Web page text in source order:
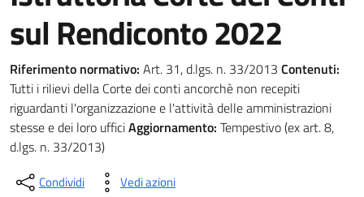
sul Rendiconto 2022
Riferimento normativo: Art. 31, d.lgs. n. 33/2013 Contenuti:
Tutti i rilievi della Corte dei conti ancorchè non recepiti
riguardanti l'organizzazione e l'attività delle amministrazioni
stesse e dei loro ufficiAggiornamento: Tempestivo (ex art. 8,
d.lgs. n. 33/2013)
Condividi Vedi azioni